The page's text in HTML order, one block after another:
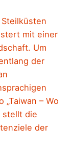
mit einer
Um
der
– Wo
stellt die
der